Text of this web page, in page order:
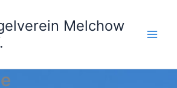
Melchow